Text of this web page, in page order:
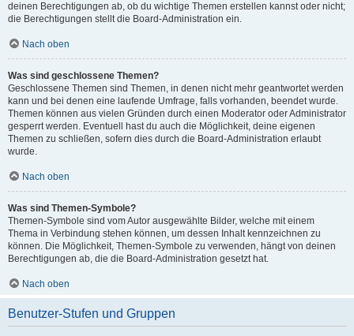
deinen Berechtigungen ab, ob du wichtige Themen erstellen kannst oder nicht;
die Berechtigungen stellt die Board-Administration ein.
Nach oben
Was sind geschlossene Themen?
Geschlossene Themen sind Themen, in denen nicht mehr geantwortet werden
kann und bei denen eine laufende Umfrage, falls vorhanden, beendet wurde.
Themen können aus vielen Gründen durch einen Moderator oder Administrator
gesperrt werden. Eventuell hast du auch die Möglichkeit, deine eigenen
Themen zu schließen, sofern dies durch die Board-Administration erlaubt
wurde.
Nach oben
Was sind Themen-Symbole?
Themen-Symbole sind vom Autor ausgewählte Bilder, welche mit einem
Thema in Verbindung stehen können, um dessen Inhalt kennzeichnen zu
können. Die Möglichkeit, Themen-Symbole zu verwenden, hängt von deinen
Berechtigungen ab, die die Board-Administration gesetzt hat.
Nach oben
Benutzer-Stufen und Gruppen